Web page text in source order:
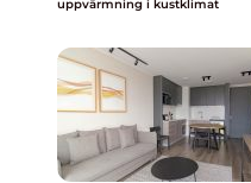
uppvärmning i kustklimat